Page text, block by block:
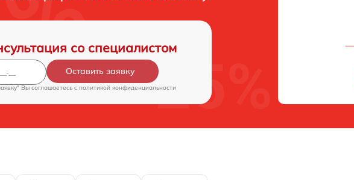
со специалистом
Оставить заявку
Вы соглашаетесь c политикой конфиденциальности